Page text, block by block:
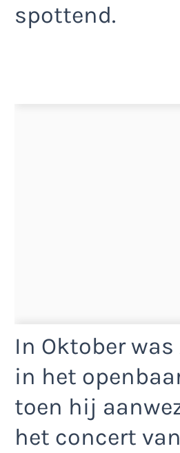
spottend.
In Oktober
in het
toen hij
het concert